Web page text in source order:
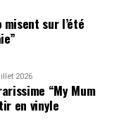
misent sur l’été
2026
“My Mum
en vinyle